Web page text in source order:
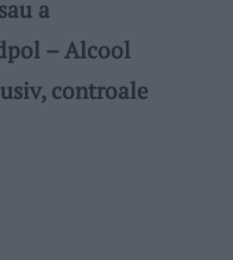
a
– Alcool
controale